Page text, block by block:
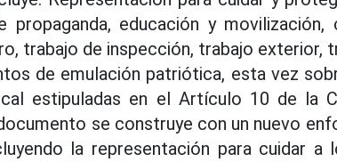
educación y movilización,
trabajo de inspección, trabajo exterior,
de emulación patriótica, esta vez
estipuladas en el Artículo 10 de la
se construye con un nuevo
la representación para cuidar a